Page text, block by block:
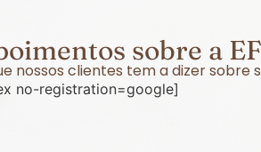
sobre a
nossos clientes tem a dizer
no-registration=google]